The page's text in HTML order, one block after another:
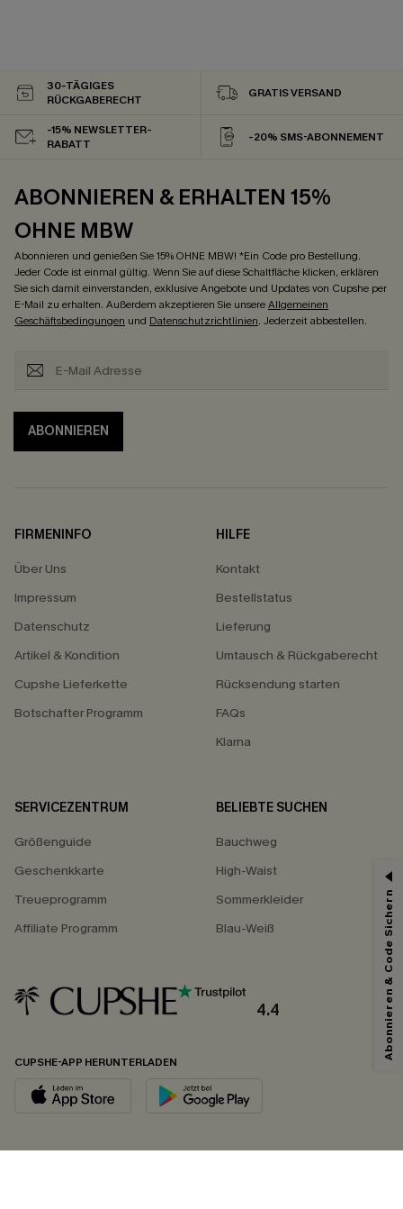
30-TÄGIGES
RÜCKGABERECHT
GRATIS VERSAND
-15% NEWSLETTER-
RABATT
-20% SMS-ABONNEMENT
ABONNIEREN & ERHALTEN 15%
OHNE MBW
Abonnieren und genießen Sie 15% OHNE MBW! *Ein Code pro Bestellung.
Jeder Code ist einmal gültig. Wenn Sie auf diese Schaltfläche klicken, erklären
Sie sich damit einverstanden, exklusive Angebote und Updates von Cupshe per
E-Mail zu erhalten. Außerdem akzeptieren Sie unsereAllgemeinen
Geschäftsbedingungen und Datenschutzrichtlinien. Jederzeit abbestellen.
ABONNIEREN
FIRMENINFO
Über Uns
Impressum
Datenschutz
Artikel & Kondition
Cupshe Lieferkette
Botschafter Programm
HILFE
Kontakt
Bestellstatus
Lieferung
Umtausch & Rückgaberecht
Rücksendung starten
FAQs
Klarna
SERVICEZENTRUM
Größenguide
Geschenkkarte
Treueprogramm
Affiliate Programm
BELIEBTE SUCHEN
Bauchweg
High-Waist
Sommerkleider
Blau-Weiß
4.4
CUPSHE-APP HERUNTERLADEN
Abonnieren & Code Sichern